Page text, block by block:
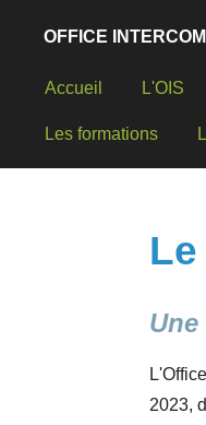
contenu
OFFICE
Accueil L'OIS
Les formations
2023,